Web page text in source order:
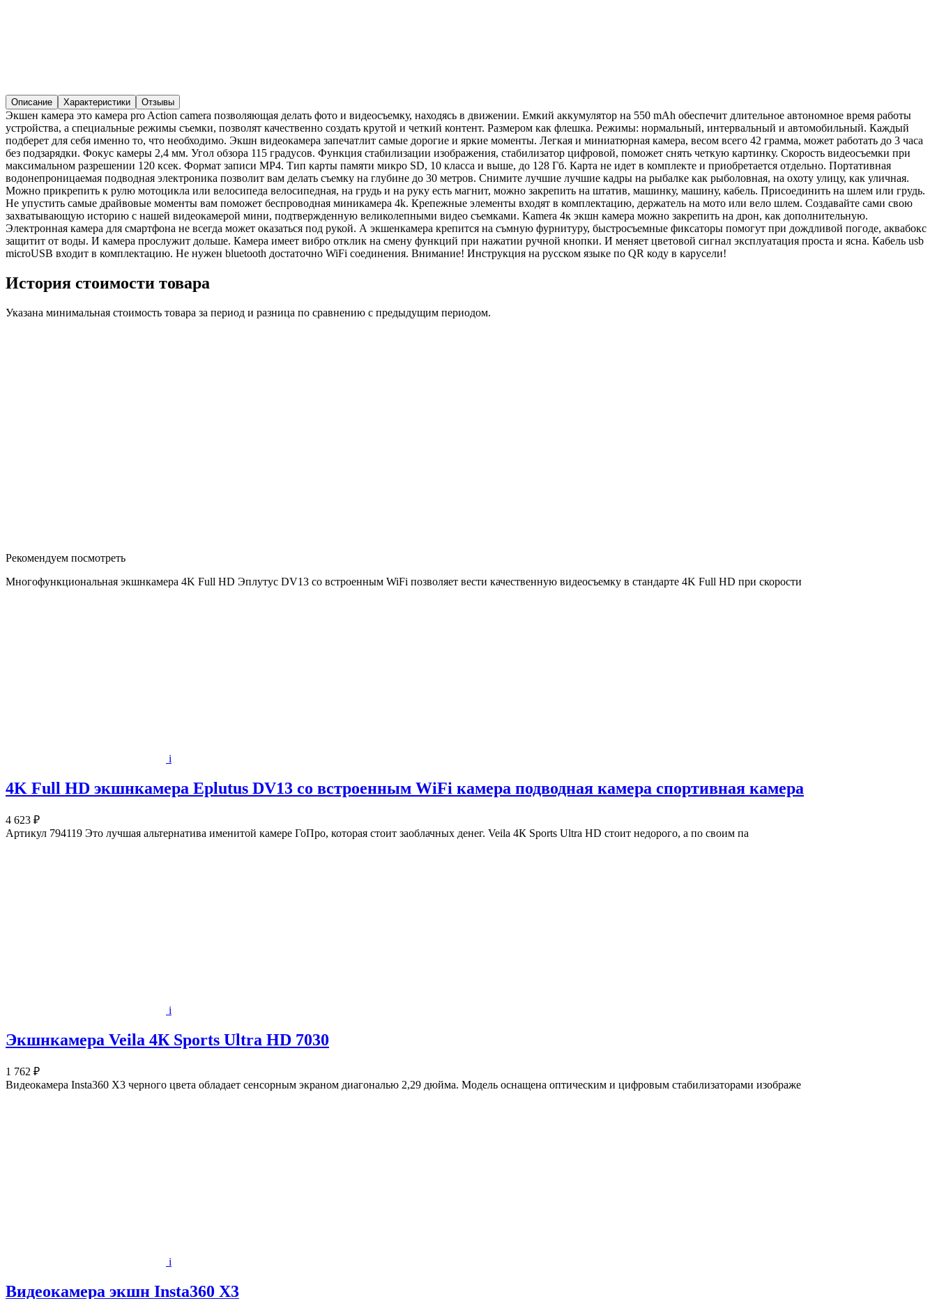
Описание Характеристики Отзывы
Экшен камера это камера pro Action camera позволяющая делать фото и видеосъемку, находясь в движении. Емкий аккумулятор на 550 mAh обеспечит длительное автономное время работы
устройства, а специальные режимы съемки, позволят качественно создать крутой и четкий контент. Размером как флешка. Режимы: нормальный, интервальный и автомобильный. Каждый
подберет для себя именно то, что необходимо. Экшн видеокамера запечатлит самые дорогие и яркие моменты. Легкая и миниатюрная камера, весом всего 42 грамма, может работать до 3 часа
без подзарядки. Фокус камеры 2,4 мм. Угол обзора 115 градусов. Функция стабилизации изображения, стабилизатор цифровой, поможет снять четкую картинку. Скорость видеосъемки при
максимальном разрешении 120 ксек. Формат записи MP4. Тип карты памяти микро SD, 10 класса и выше, до 128 Гб. Карта не идет в комплекте и приобретается отдельно. Портативная
водонепроницаемая подводная электроника позволит вам делать съемку на глубине до 30 метров. Снимите лучшие лучшие кадры на рыбалке как рыболовная, на охоту улицу, как уличная.
Можно прикрепить к рулю мотоцикла или велосипеда велосипедная, на грудь и на руку есть магнит, можно закрепить на штатив, машинку, машину, кабель. Присоединить на шлем или грудь.
Не упустить самые драйвовые моменты вам поможет беспроводная миникамера 4k. Крепежные элементы входят в комплектацию, держатель на мото или вело шлем. Создавайте сами свою
захватывающую историю с нашей видеокамерой мини, подтвержденную великолепными видео съемками. Kamera 4к экшн камера можно закрепить на дрон, как дополнительную.
Электронная камера для смартфона не всегда может оказаться под рукой. А экшенкамера крепится на съмную фурнитуру, быстросъемные фиксаторы помогут при дождливой погоде, аквабокс
защитит от воды. И камера прослужит дольше. Камера имеет вибро отклик на смену функций при нажатии ручной кнопки. И меняет цветовой сигнал эксплуатация проста и ясна. Кабель usb
microUSB входит в комплектацию. Не нужен bluetooth достаточно WiFi соединения. Внимание! Инструкция на русском языке по QR коду в карусели!
История стоимости товара
Указана минимальная стоимость товара за период и разница по сравнению с предыдущим периодом.
Рекомендуем посмотреть
Многофункциональная экшнкамера 4K Full HD Эплутус DV13 со встроенным WiFi позволяет вести качественную видеосъемку в стандарте 4K Full HD при скорости
i
4K Full HD экшнкамера Eplutus DV13 со встроенным WiFi камера подводная камера спортивная камера
4 623 ₽
Артикул 794119 Это лучшая альтернатива именитой камере ГоПро, которая стоит заоблачных денег. Veila 4К Sports Ultra HD стоит недорого, а по своим па
i
Экшнкамера Veila 4К Sports Ultra HD 7030
1 762 ₽
Видеокамера Insta360 X3 черного цвета обладает сенсорным экраном диагональю 2,29 дюйма. Модель оснащена оптическим и цифровым стабилизаторами изображе
i
Видеокамера экшн Insta360 X3